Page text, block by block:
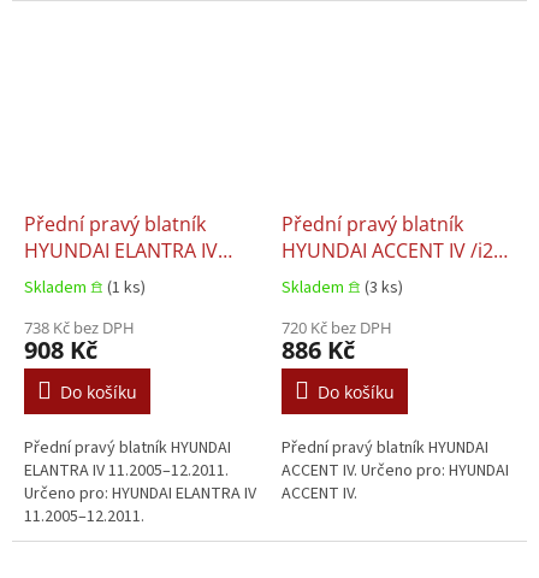
Přední pravý blatník
HYUNDAI ELANTRA IV
11.2005–12.2011
Skladem 𖠿 (1 ks)
738 Kč bez DPH
908 Kč
Do košíku
Přední pravý blatník HYUNDAI
ELANTRA IV 11.2005–12.2011.
Určeno pro: HYUNDAI ELANTRA IV
11.2005–12.2011.
Přední pravý blatník
HYUNDAI ACCENT IV /i25/
SOLARIS 11.2010-03.2017
Skladem 𖠿 (3 ks)
720 Kč bez DPH
886 Kč
Do košíku
Přední pravý blatník HYUNDAI
ACCENT IV. Určeno pro: HYUNDAI
ACCENT IV.